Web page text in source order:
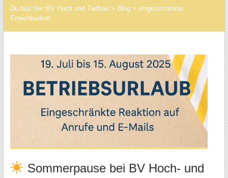
Du bist hier: BV Hoch und Tiefbau> Blog> eingeschränkte
Erreichbarkeit
Sommerpause bei BV Hoch- und